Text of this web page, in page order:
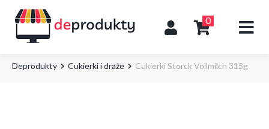
0
Deprodukty Cukierki i draże Cukierki Storck Vollmilch 315g